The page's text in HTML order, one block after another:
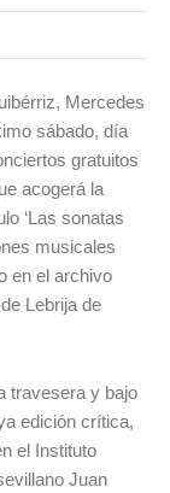
Mercedes
sábado, día
gratuitos
acogerá la
‘Las sonatas
musicales
en el archivo
Lebrija de
travesera y bajo
edición crítica,
el Instituto
Juan